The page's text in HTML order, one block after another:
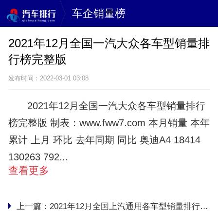
车企销量榜
2021年12月全国一汽大众各车型销量排
行榜完整版
发布时间：2022-03-01 03:08
2021年12月全国一汽大众各车型销量排行
榜完整版 制表：www.fww7.com 本月销量 本年
累计 上月 环比 去年同期 同比 奥迪A4 18414
130263 792...
查看更多
上一篇： 2021年12月全国上汽通用各车型销量排行榜完整版